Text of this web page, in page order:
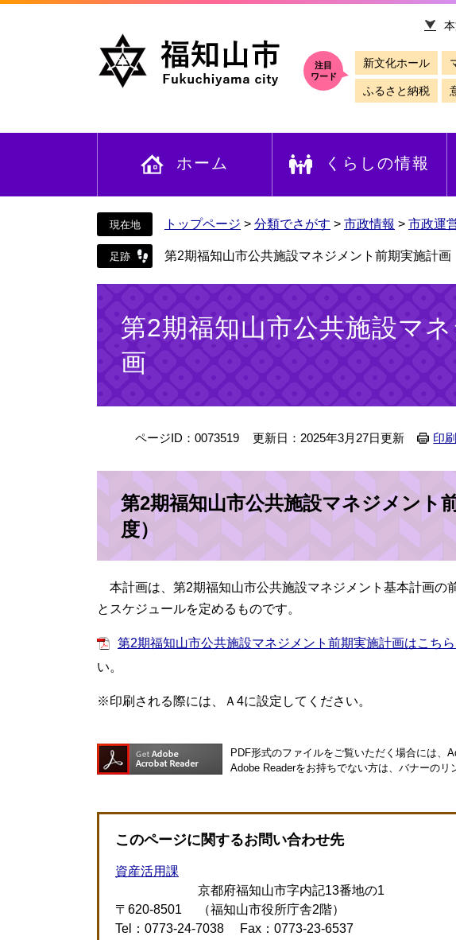
文
注目
ワード
新文化ホール
ふるさと納税
ホーム くらしの情報
トップページ > 分類でさがす > 市政情報 > 市政運
第2期福知山市公共施設マネジメント前期実施計画
第2期福知山市公共施設マ
画
ページID：0073519 更新日：2025年3月27日更新 印
第2期福知山市公共施設マネジメント
度）
本計画は、第2期福知山市公共施設マネジメント基本計画の
とスケジュールを定めるものです。
第2期福知山市公共施設マネジメント前期実施計画はこち
い。​
※印刷される際には、Ａ4に設定してください。
PDF形式のファイルをご覧いただく場合には、
Adobe Readerをお持ちでない方は、バナーのリ
このページに関するお問い合わせ先
資産活用課
〒620-8501
京都府福知山市字内記13番地の1
（福知山市役所庁舎2階）
Tel：0773-24-7038
Fax：0773-23-6537